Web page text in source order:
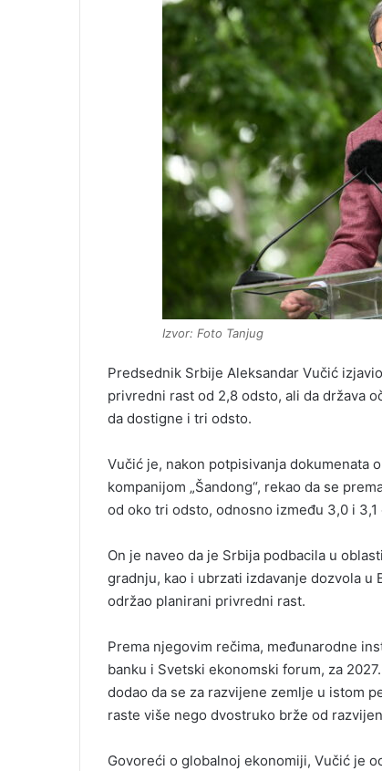
Izvor: Foto Tanjug
Predsednik Srbije Aleksandar Vučić
privredni rast od 2,8 odsto, ali da država
da dostigne i tri odsto.
Vučić je, nakon potpisivanja dokumenata
kompanijom „Šandong“, rekao da se
od oko tri odsto, odnosno između 3,0 i 3,1
On je naveo da je Srbija podbacila u
gradnju, kao i ubrzati izdavanje dozvola u
održao planirani privredni rast.
Prema njegovim rečima, međunarodne
banku i Svetski ekonomski forum, za
dodao da se za razvijene zemlje u istom
raste više nego dvostruko brže od
Govoreći o globalnoj ekonomiji, Vučić je